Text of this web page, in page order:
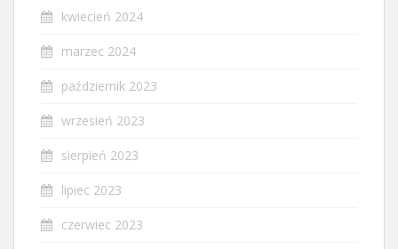
kwiecień 2024
marzec 2024
październik 2023
wrzesień 2023
sierpień 2023
lipiec 2023
czerwiec 2023